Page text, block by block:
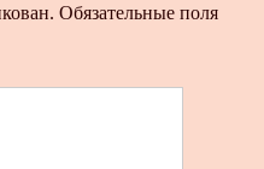
Обязательные поля